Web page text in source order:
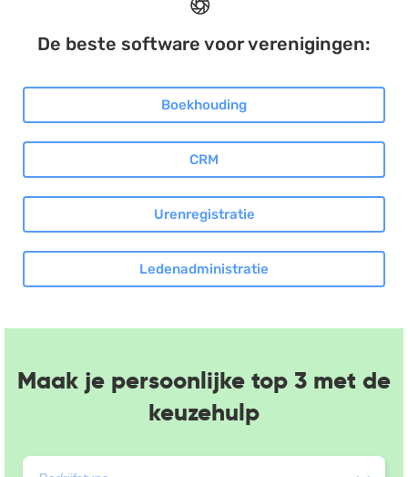
De beste software voor verenigingen:
Boekhouding
CRM
Urenregistratie
Ledenadministratie
Maak je persoonlijke top 3 met de
keuzehulp